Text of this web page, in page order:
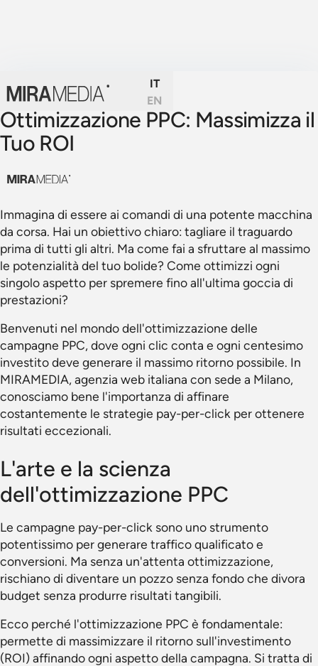
IT
EN
Ottimizzazione PPC: Massimizza il
Tuo ROI
Immagina di essere ai comandi di una potente macchina
da corsa. Hai un obiettivo chiaro: tagliare il traguardo
prima di tutti gli altri. Ma come fai a sfruttare al massimo
le potenzialità del tuo bolide? Come ottimizzi ogni
singolo aspetto per spremere fino all'ultima goccia di
prestazioni?
Benvenuti nel mondo dell'ottimizzazione delle
campagne PPC, dove ogni clic conta e ogni centesimo
investito deve generare il massimo ritorno possibile. In
MIRAMEDIA, agenzia web italiana con sede a Milano,
conosciamo bene l'importanza di affinare
costantemente le strategie pay-per-click per ottenere
risultati eccezionali.
L'arte e la scienza
dell'ottimizzazione PPC
Le campagne pay-per-click sono uno strumento
potentissimo per generare traffico qualificato e
conversioni. Ma senza un'attenta ottimizzazione,
rischiano di diventare un pozzo senza fondo che divora
budget senza produrre risultati tangibili.
Ecco perché l'ottimizzazione PPC è fondamentale:
permette di massimizzare il ritorno sull'investimento
(ROI) affinando ogni aspetto della campagna. Si tratta di